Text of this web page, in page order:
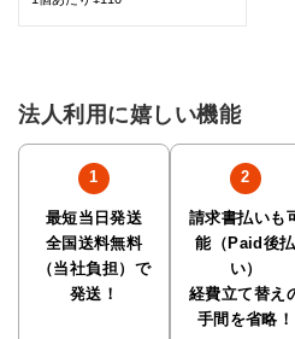
法人利用に嬉しい機能
最短当日発送
全国送料無料
（当社負担）で
発送！
請求書払いも
能（Paid後払
い）
経費立て替え
手間を省略！